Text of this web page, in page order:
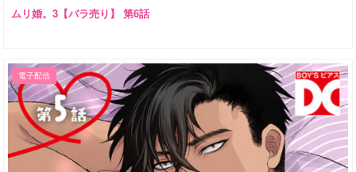
ムリ婚。3【バラ売り】 第6話
電子配信